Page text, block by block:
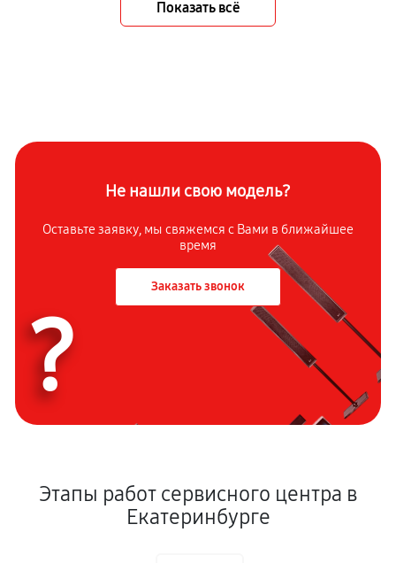
Показать всё
Не нашли свою модель?
Оставьте заявку, мы свяжемся с Вами в ближайшее
время
Заказать звонок
?
Этапы работ сервисного центра в
Екатеринбурге